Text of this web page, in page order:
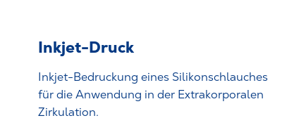
Inkjet-Druck
Inkjet-Bedruckung eines Silikonschlauches
für die Anwendung in der Extrakorporalen
Zirkulation.